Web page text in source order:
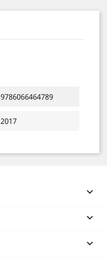
9786066464789
2017


